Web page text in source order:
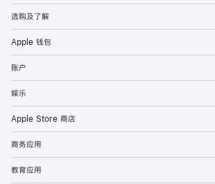
选购及了解
Apple 钱包
账户
娱乐
Apple Store 商店
商务应用
教育应用